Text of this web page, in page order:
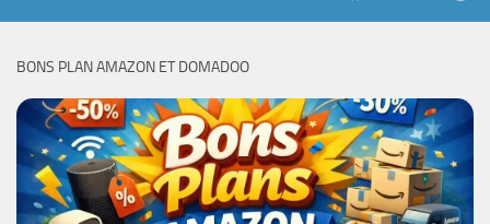
BONS PLAN AMAZON ET DOMADOO